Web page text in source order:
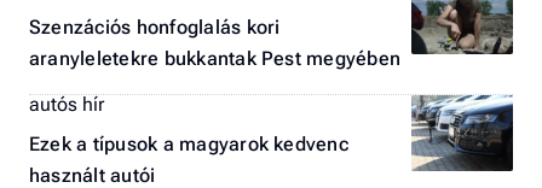
Szenzációs honfoglalás kori
aranyleletekre bukkantak Pest megyében
autós hír
Ezek a típusok a magyarok kedvenc
használt autói